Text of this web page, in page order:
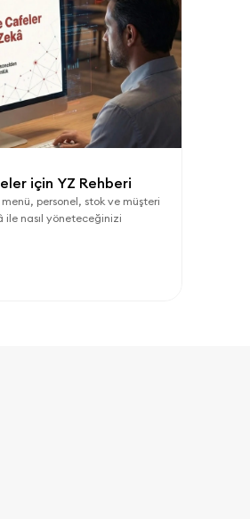
için YZ Rehberi
personel, stok ve müşteri
nasıl yöneteceğinizi